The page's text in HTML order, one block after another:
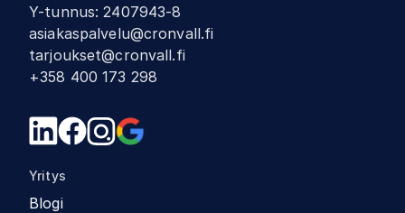
Y-tunnus:2407943-8
asiakaspalvelu@cronvall.fi
tarjoukset@cronvall.fi
+358 400 173 298
Yritys
Blogi